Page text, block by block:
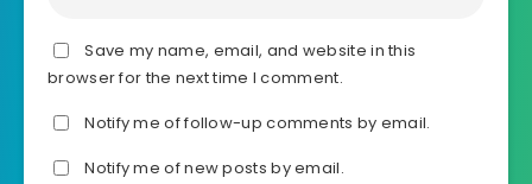
Save my name, email, and website in this
browser for the next time I comment.
Notify me of follow-up comments by email.
Notify me of new posts by email.